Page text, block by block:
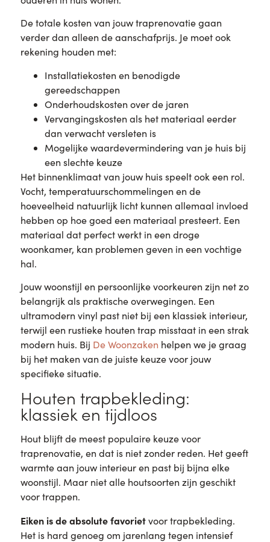
De totale kosten van jouw traprenovatie gaan
verder dan alleen de aanschafprijs. Je moet ook
rekening houden met:
Installatiekosten en benodigde
gereedschappen
Onderhoudskosten over de jaren
Vervangingskosten als het materiaal eerder
dan verwacht versleten is
Mogelijke waardevermindering van je huis bij
een slechte keuze
Het binnenklimaat van jouw huis speelt ook een rol.
Vocht, temperatuurschommelingen en de
hoeveelheid natuurlijk licht kunnen allemaal invloed
hebben op hoe goed een materiaal presteert. Een
materiaal dat perfect werkt in een droge
woonkamer, kan problemen geven in een vochtige
hal.
Jouw woonstijl en persoonlijke voorkeuren zijn net zo
belangrijk als praktische overwegingen. Een
ultramodern vinyl past niet bij een klassiek interieur,
terwijl een rustieke houten trap misstaat in een strak
modern huis. Bij De Woonzaken helpen we je graag
bij het maken van de juiste keuze voor jouw
specifieke situatie.
Houten trapbekleding:
klassiek en tijdloos
Hout blijft de meest populaire keuze voor
traprenovatie, en dat is niet zonder reden. Het geeft
warmte aan jouw interieur en past bij bijna elke
woonstijl. Maar niet alle houtsoorten zijn geschikt
voor trappen.
Eiken is de absolute favorietvoor trapbekleding.
Het is hard genoeg om jarenlang tegen intensief